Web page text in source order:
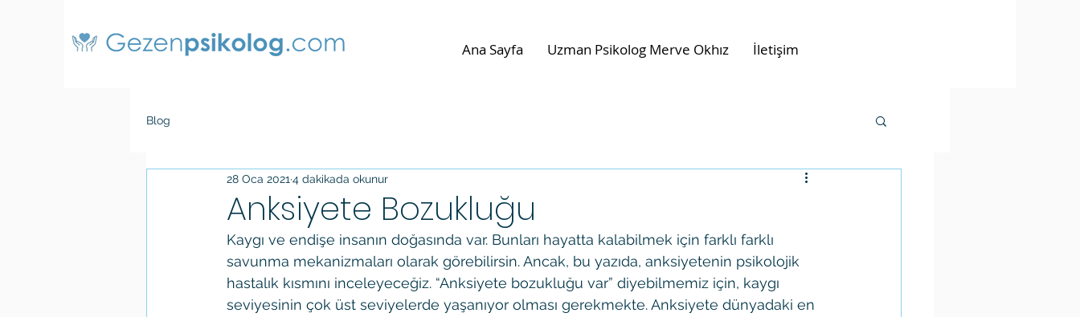
Ana Sayfa Uzman Psikolog Merve Okhız İletişim
Blog
Anksiyete Bozukluğu
28 Oca 2021 4 dakikada okunur
Kaygı ve endişe insanın doğasında var. Bunları hayatta kalabilmek için farklı farklı
savunma mekanizmaları olarak görebilirsin. Ancak, bu yazıda, anksiyetenin psikolojik
hastalık kısmını inceleyeceğiz. “Anksiyete bozukluğu var” diyebilmemiz için, kaygı
seviyesinin çok üst seviyelerde yaşanıyor olması gerekmekte. Anksiyete dünyadaki en